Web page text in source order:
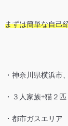
まずは簡単な自己
・神奈川県横浜市
・３人家族+猫２
・都市ガスエリア